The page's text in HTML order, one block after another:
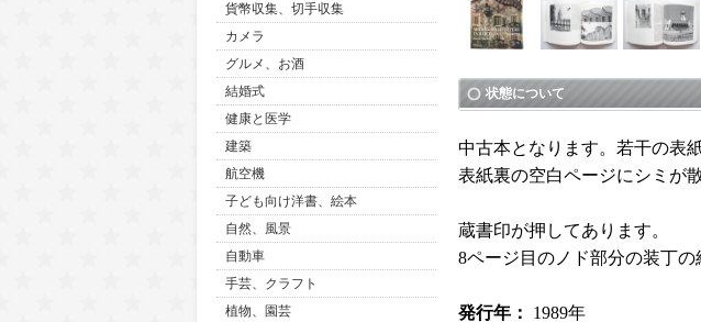
貨幣収集、切手収集
カメラ
グルメ、お酒
結婚式
健康と医学
建築
航空機
子ども向け洋書、絵本
自然、風景
自動車
手芸、クラフト
植物、園芸
状態について
中古本となります。若干の表
表紙裏の空白ページにシミが
蔵書印が押してあります。
8ページ目のノド部分の装丁の
発行年：
1989年